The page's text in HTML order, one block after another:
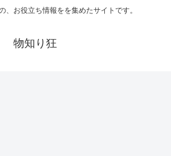
、お役立ち情報をを集めたサイトです。
物知り狂